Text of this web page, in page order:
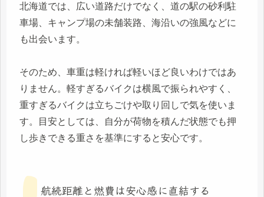
北海道では、広い道路だけでなく、道の駅の砂利駐
車場、キャンプ場の未舗装路、海沿いの強風などに
も出会います。
そのため、車重は軽ければ軽いほど良いわけではあ
りません。軽すぎるバイクは横風で振られやすく、
重すぎるバイクは立ちごけや取り回しで気を使いま
す。目安としては、自分が荷物を積んだ状態でも押
し歩きできる重さを基準にすると安心です。
航続距離と燃費は安心感に直結する